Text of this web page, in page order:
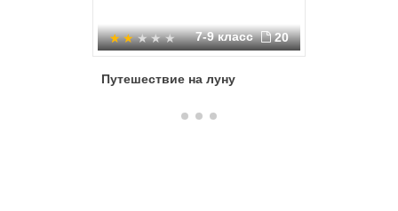
7-9 класс 20
Путешествие на луну